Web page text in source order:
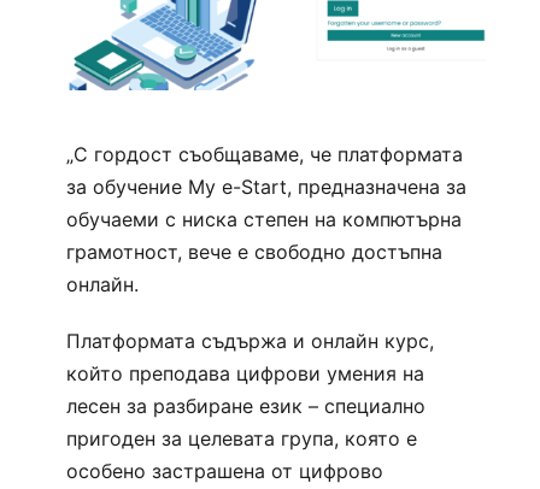
„С гордост съобщаваме, че платформата
за обучение My e-Start, предназначена за
обучаеми с ниска степен на компютърна
грамотност, вече е свободно достъпна
онлайн.
Платформата съдържа и онлайн курс,
който преподава цифрови умения на
лесен за разбиране език – специално
пригоден за целевата група, която е
особено застрашена от цифрово